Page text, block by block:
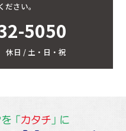
さい。
5050
休日 / 土・日・祝